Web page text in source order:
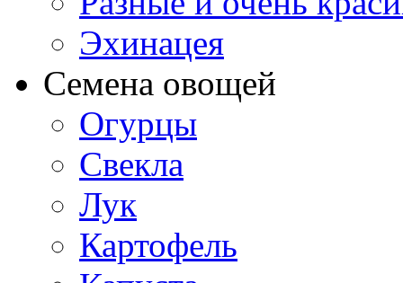
Эхинацея
Семена овощей
Огурцы
Свекла
Лук
Картофель